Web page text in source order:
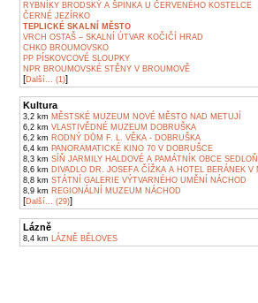
RYBNÍKY BRODSKÝ A ŠPINKA U ČERVENÉHO KOSTELCE
ČERNÉ JEZÍRKO
TEPLICKÉ SKALNÍ MĚSTO
VRCH OSTAŠ – SKALNÍ ÚTVAR KOČIČÍ HRAD
CHKO BROUMOVSKO
PP PÍSKOVCOVÉ SLOUPKY
NPR BROUMOVSKÉ STĚNY V BROUMOVĚ
[Další... (1)]
Kultura
3,2 km MĚSTSKÉ MUZEUM NOVÉ MĚSTO NAD METUJÍ
6,2 km VLASTIVĚDNÉ MUZEUM DOBRUŠKA
6,2 km RODNÝ DŮM F. L. VĚKA - DOBRUŠKA
6,4 km PANORAMATICKÉ KINO 70 V DOBRUŠCE
8,3 km SÍŇ JARMILY HALDOVÉ A PAMÁTNÍK OBCE
8,6 km DIVADLO DR. JOSEFA ČÍŽKA A HOTEL BERÁNEK V
8,8 km STÁTNÍ GALERIE VÝTVARNÉHO UMĚNÍ NÁCHOD
8,9 km REGIONÁLNÍ MUZEUM NÁCHOD
[Další... (29)]
Lázně
8,4 km LÁZNĚ BĚLOVES